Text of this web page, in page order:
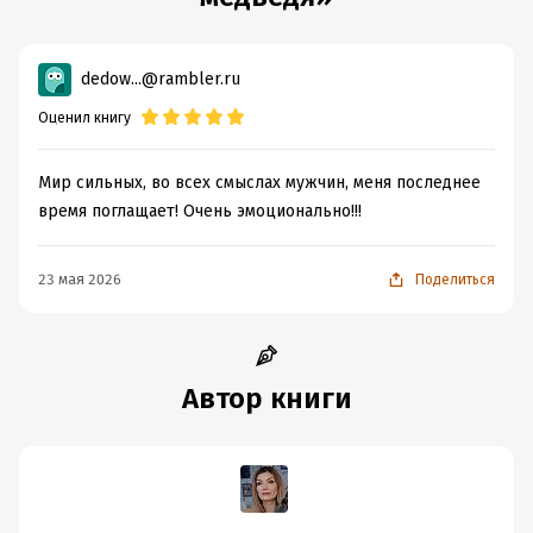
dedow...@rambler.ru
Оценил книгу
Мир сильных, во всех смыслах мужчин, меня последнее
время поглащает! Очень эмоционально!!!
23 мая 2026 Поделиться
Автор книги